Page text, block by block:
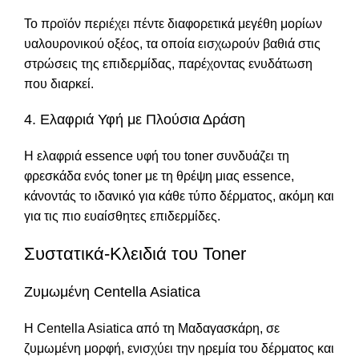
Το προϊόν περιέχει πέντε διαφορετικά μεγέθη μορίων
υαλουρονικού οξέος, τα οποία εισχωρούν βαθιά στις
στρώσεις της επιδερμίδας, παρέχοντας ενυδάτωση
που διαρκεί.
4. Ελαφριά Υφή με Πλούσια Δράση
Η ελαφριά essence υφή του toner συνδυάζει τη
φρεσκάδα ενός toner με τη θρέψη μιας essence,
κάνοντάς το ιδανικό για κάθε τύπο δέρματος, ακόμη και
για τις πιο ευαίσθητες επιδερμίδες.
Συστατικά-Κλειδιά του Toner
Ζυμωμένη Centella Asiatica
Η Centella Asiatica από τη Μαδαγασκάρη, σε
ζυμωμένη μορφή, ενισχύει την ηρεμία του δέρματος και